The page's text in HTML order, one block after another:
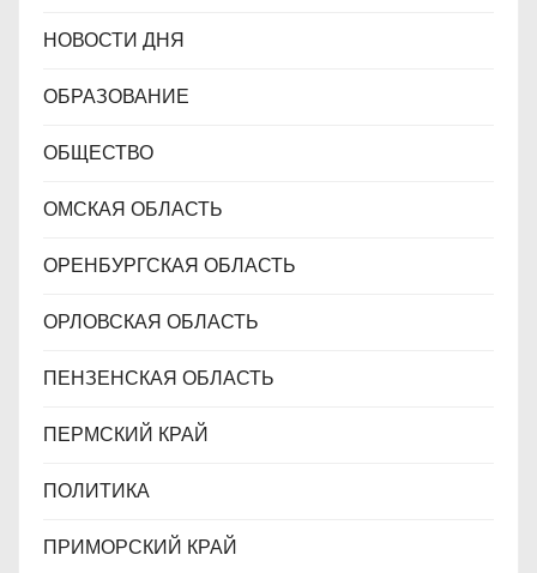
НОВОСТИ ДНЯ
ОБРАЗОВАНИЕ
ОБЩЕСТВО
ОМСКАЯ ОБЛАСТЬ
ОРЕНБУРГСКАЯ ОБЛАСТЬ
ОРЛОВСКАЯ ОБЛАСТЬ
ПЕНЗЕНСКАЯ ОБЛАСТЬ
ПЕРМСКИЙ КРАЙ
ПОЛИТИКА
ПРИМОРСКИЙ КРАЙ